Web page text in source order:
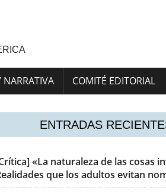
NARRATIVA COMITÉ EDITORIAL
ENTRADAS
«La naturaleza de las cosas
que los adultos evitan